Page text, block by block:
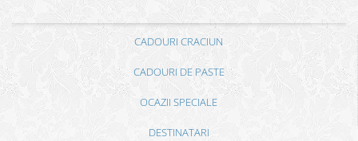
CADOURI CRACIUN
CADOURI DE PASTE
OCAZII SPECIALE
DESTINATARI